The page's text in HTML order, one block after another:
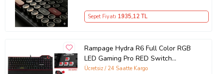
Sepet Fiyatı 1935,12 TL
Rampage Hydra R6 Full Color RGB
LED Gaming Pro RED Switch
Aluminy
Ücretsiz / 24 Saatte Kargo